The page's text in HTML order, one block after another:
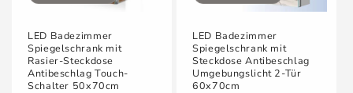
LED Badezimmer
Spiegelschrank mit
Rasier-Steckdose
Antibeschlag Touch-
Schalter 50x70cm
LED Badezimmer
Spiegelschrank mit
Steckdose Antibeschlag
Umgebungslicht 2-Tür
60x70cm